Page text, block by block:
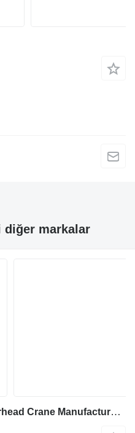
diğer markalar
Dewinch Gantry Crane, Overhead Crane Manufacturer, Double Beam Cranes